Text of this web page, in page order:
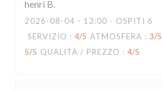
henri B
2026-08-04 - 13:00 - OSPITI 6
SERVIZIO : 4/5 ATMOSFERA : 3/5
5/5 QUALITÀ / PREZZO : 4/5